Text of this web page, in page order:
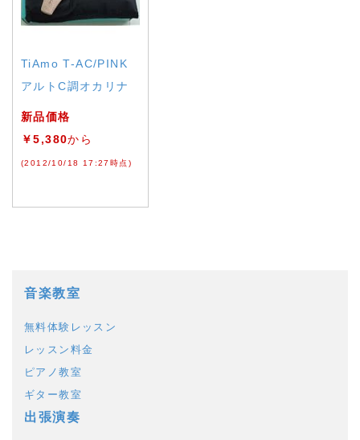
TiAmo T-AC/PINK
アルトC調オカリナ
新品価格
￥5,380から
(2012/10/18 17:27時点)
音楽教室
無料体験レッスン
レッスン料金
ピアノ教室
ギター教室
出張演奏